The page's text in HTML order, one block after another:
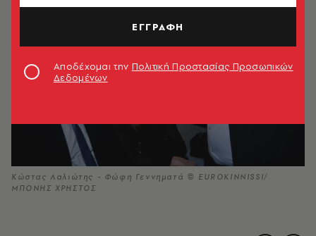
Κώστας Λαλιώτης - Φώφη Γεννηματά © EUROKINNISSI/
ΜΠΟΝΗΣ ΧΡΗΣΤΟΣ
ΕΓΓΡΑΦΗ
Αποδέχομαι την Πολιτική Προστασίας Προσωπικών
Δεδομένων